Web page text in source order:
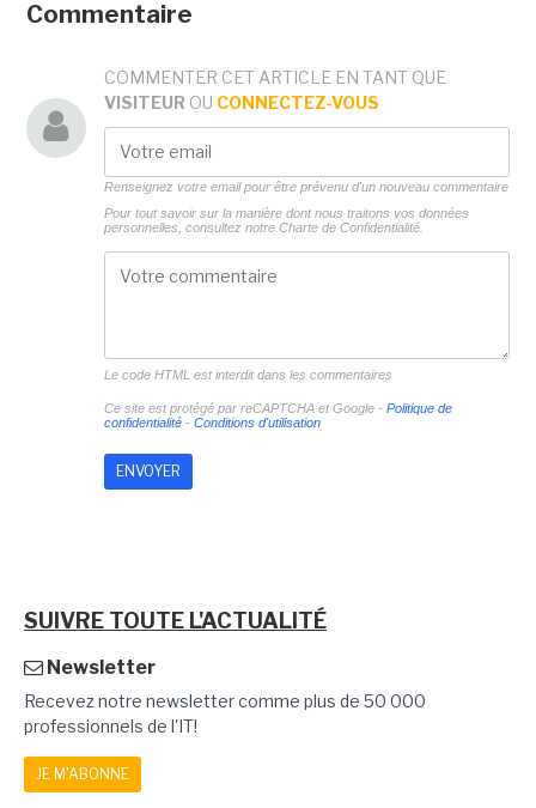
Commentaire
COMMENTER CET ARTICLE EN TANT QUE
VISITEUR OU CONNECTEZ-VOUS
Renseignez votre email pour être prévenu d'un nouveau commentaire
Pour tout savoir sur la manière dont nous traitons vos données
personnelles, consultez notre Charte de Confidentialité.
Le code HTML est interdit dans les commentaires
Ce site est protégé par reCAPTCHA et Google - Politique de
confidentialité- Conditions d'utilisation
SUIVRE TOUTE L'ACTUALITÉ
Newsletter
Recevez notre newsletter comme plus de 50 000
professionnels de l'IT!
JE M'ABONNE